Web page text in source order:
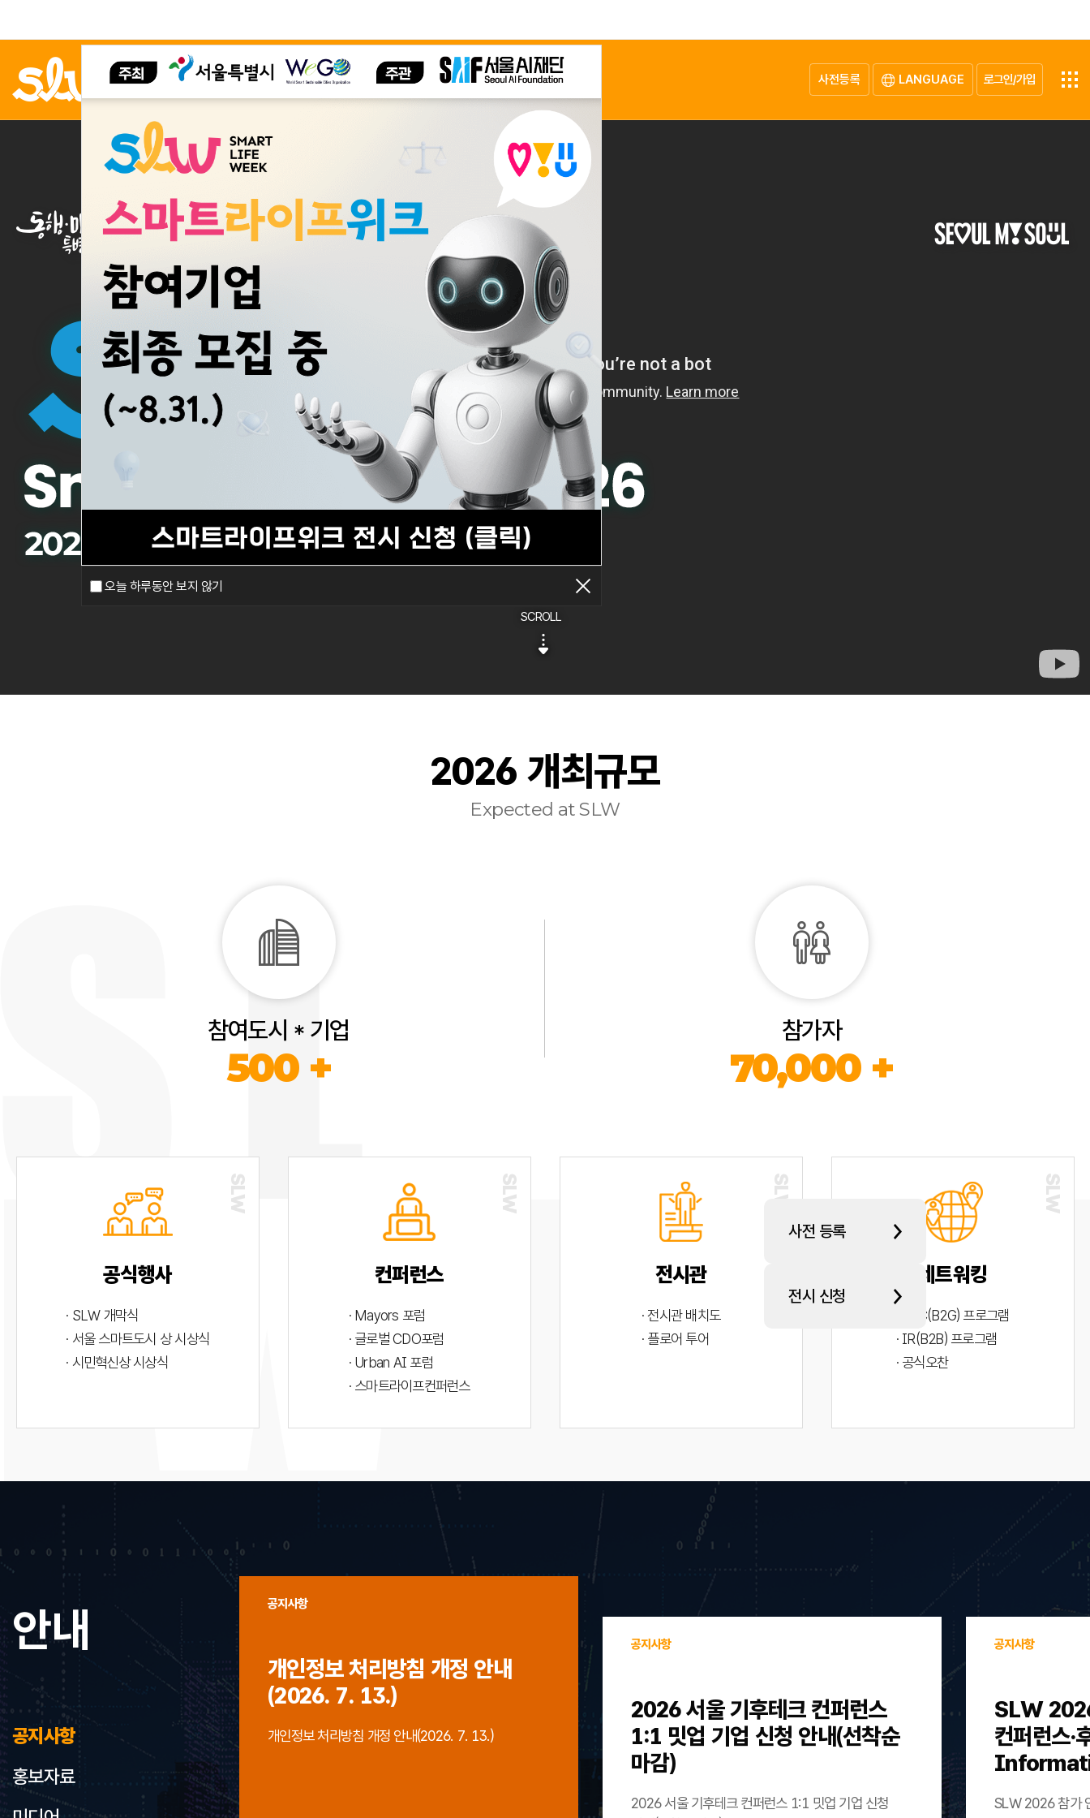
오늘 하루동안 보지 않기
사전등록 LANGUAGE 로그인/가입
SCROLL
사전 등록
전시 신청
2026 개최규모
Expected at SLW
참여도시 * 기업
500 +
참가자
70,000 +
공식행사
· SLW 개막식
· 서울 스마트도시 상 시상식
· 시민혁신상 시상식
컨퍼런스
· Mayors 포럼
· 글로벌 CDO포럼
· Urban AI 포럼
· 스마트라이프컨퍼런스
전시관
· 전시관 배치도
· 플로어 투어
네트워킹
· PYC(B2G) 프로그램
· IR(B2B) 프로그램
· 공식오찬
안내
공지사항
공지사항
개인정보 처리방침 개정 안내
(2026. 7. 13.)
개인정보 처리방침 개정 안내(2026. 7. 13.)
공지사항
2026 서울 기후테크 컨퍼런스
1:1 밋업 기업 신청 안내(선착순
마감)
2026 서울 기후테크 컨퍼런스 1:1 밋업 기업 신청
공지사항
SLW
컨퍼런스
SLW 2026 참가
홍보자료